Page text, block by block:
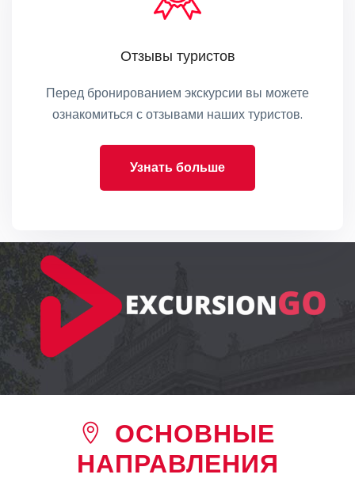
Отзывы туристов
Перед бронированием экскурсии вы можете
ознакомиться с отзывами наших туристов.
Узнать больше
ОСНОВНЫЕ
НАПРАВЛЕНИЯ